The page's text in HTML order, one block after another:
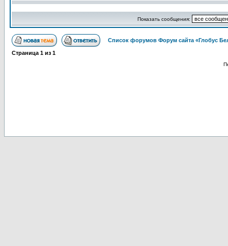
Показать сообщения:
Список форумов Форум сайта «Глобус
Страница 1 из 1